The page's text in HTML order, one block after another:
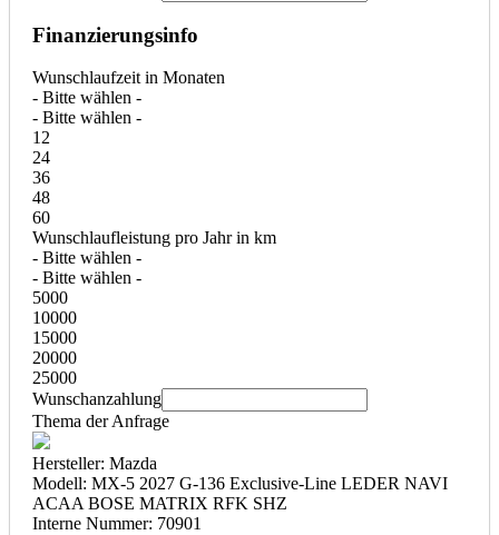
Finanzierungsinfo
Wunschlaufzeit in Monaten
- Bitte wählen -
- Bitte wählen -
12
24
36
48
60
Wunschlaufleistung pro Jahr in km
- Bitte wählen -
- Bitte wählen -
5000
10000
15000
20000
25000
Wunschanzahlung
Thema der Anfrage
Hersteller: Mazda
Modell: MX-5 2027 G-136 Exclusive-Line LEDER NAVI
ACAA BOSE MATRIX RFK SHZ
Interne Nummer: 70901